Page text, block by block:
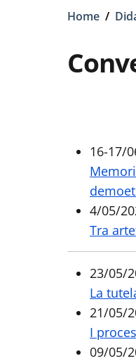
Briciole di
Home /
16-17/
4/05/
Tra
23/05/
La
21/05/
I
09/05/